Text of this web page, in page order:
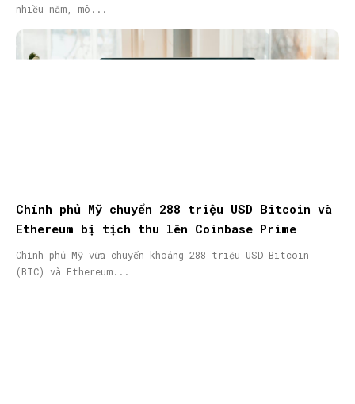
nhiều năm, mô...
Chính phủ Mỹ chuyển 288 triệu USD Bitcoin và
Ethereum bị tịch thu lên Coinbase Prime
Chính phủ Mỹ vừa chuyển khoảng 288 triệu USD Bitcoin
(BTC) và Ethereum...